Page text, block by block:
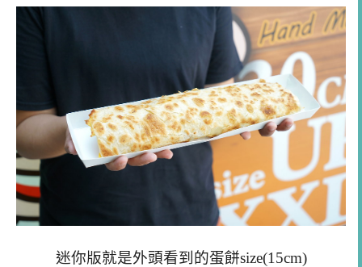
迷你版就是外頭看到的蛋餅size(15cm)